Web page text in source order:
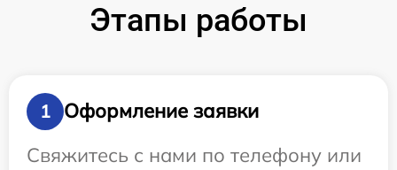
Этапы работы
1
Оформление заявки
Свяжитесь с нами по телефону или